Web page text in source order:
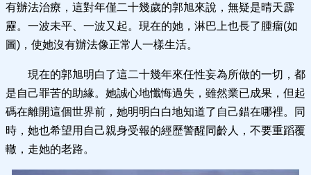
有辦法治療，這對年僅二十幾歲的郭旭來說，無疑是晴天霹
靂。一波未平、一波又起。現在的她，淋巴上也長了腫瘤(如
圖)，使她沒有辦法像正常人一樣生活。
現在的郭旭明白了這二十幾年來任性妄為所做的一切，都
是自己罪苦的助緣。她誠心地懺悔過失，雖然業已成果，但起
碼在離開這個世界前，她明明白白地知道了自己錯在哪裡。同
時，她也希望用自己親身受報的經歷警醒同齡人，不要重蹈覆
轍，走她的老路。